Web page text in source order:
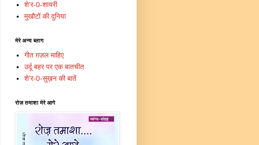
शे’र-0-शायरी
मुखौटों की दुनिया
मेरे अन्य ब्लाग
गीत ग़ज़ल माहिए
उर्दू बहर पर एक बातचीत
शे’र-0-सुख़न की बातें
रोज़ तमाशा मेरे आगे